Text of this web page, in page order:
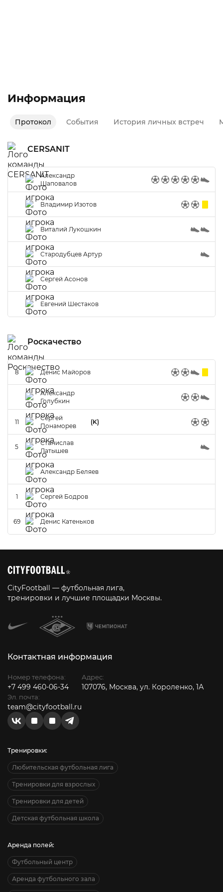
Информация
Протокол События История личных встреч
CERSANIT
Александр
Шаповалов
Владимир Изотов
Виталий Лукошкин
Стародубцев Артур
Сергей Асонов
Евгений Шестаков
Роскачество
8 Денис Майоров
Александр
Голубкин
11
Сергей
Понаморев
(K)
5
Станислав
Латышев
Александр Беляев
1 Сергей Бодров
69 Денис Катеньков
CityFootball — футбольная лига,
тренировки и лучшие площадки Москвы.
Контактная информация
Номер телефона:
+7 499 460-06-34
Эл. почта:
team@cityfootball.ru
Адрес:
107076, Москва, ул. Короленко, 1А
Тренировки:
Любительская футбольная лига
Тренировки для взрослых
Тренировки для детей
Детская футбольная школа
Аренда полей:
Футбольный центр
Аренда футбольного зала